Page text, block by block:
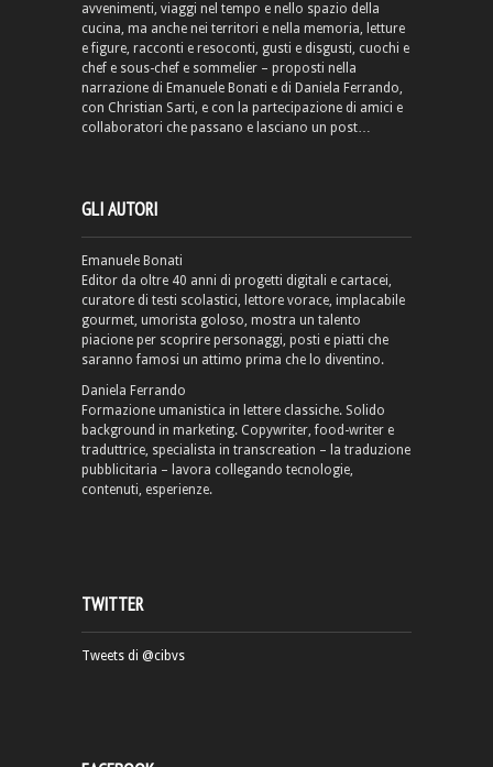
avvenimenti, viaggi nel tempo e nello spazio della
cucina, ma anche nei territori e nella memoria, letture
e figure, racconti e resoconti, gusti e disgusti, cuochi e
chef e sous-chef e sommelier – proposti nella
narrazione di Emanuele Bonati e di Daniela Ferrando,
con Christian Sarti, e con la partecipazione di amici e
collaboratori che passano e lasciano un post…
GLI AUTORI
Emanuele Bonati
Editor da oltre 40 anni di progetti digitali e cartacei,
curatore di testi scolastici, lettore vorace, implacabile
gourmet, umorista goloso, mostra un talento
piacione per scoprire personaggi, posti e piatti che
saranno famosi un attimo prima che lo diventino.
Daniela Ferrando
Formazione umanistica in lettere classiche. Solido
background in marketing. Copywriter, food-writer e
traduttrice, specialista in transcreation – la traduzione
pubblicitaria – lavora collegando tecnologie,
contenuti, esperienze.
TWITTER
Tweets di @cibvs